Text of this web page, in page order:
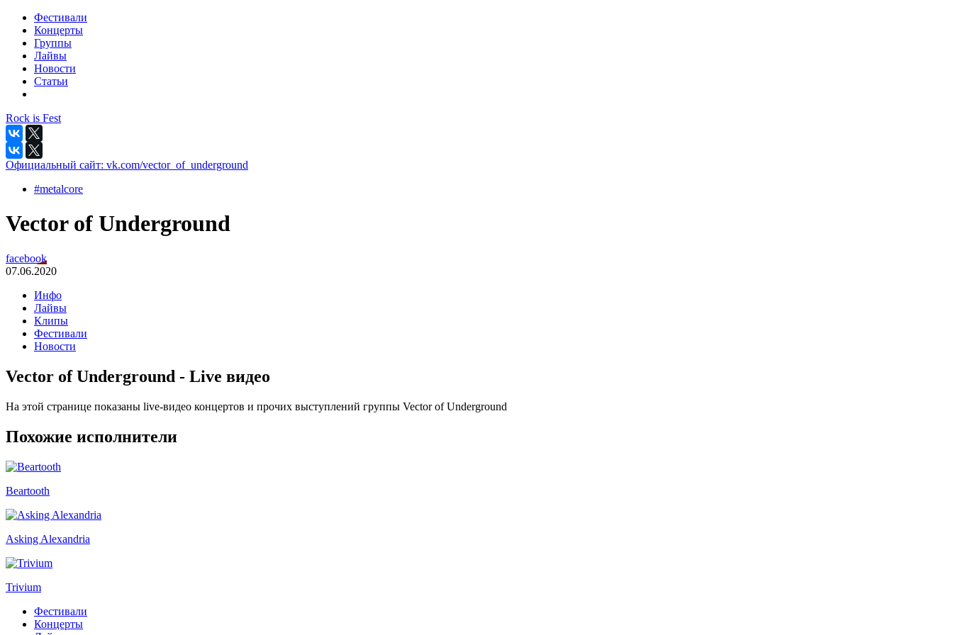
Фестивали
Концерты
Группы
Лайвы
Новости
Статьи
Rock is Fest
Официальный сайт: vk.com/vector_of_underground
#metalcore
Vector of Underground
facebook
07.06.2020
Инфо
Лайвы
Клипы
Фестивали
Новости
Vector of Underground - Live видео
На этой странице показаны live-видео концертов и прочих выступлений группы Vector of Underground
Похожие исполнители
Beartooth
Asking Alexandria
Trivium
Фестивали
Концерты